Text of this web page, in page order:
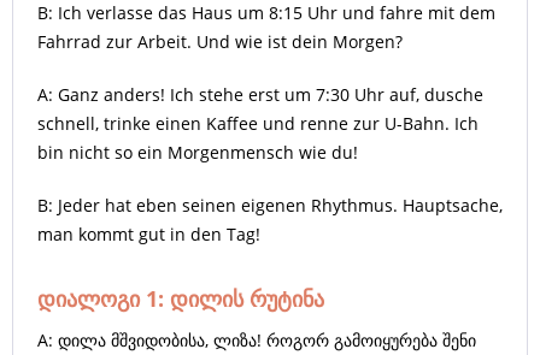
B: Ich verlasse das Haus um 8:15 Uhr und fahre mit dem
Fahrrad zur Arbeit. Und wie ist dein Morgen?
A: Ganz anders! Ich stehe erst um 7:30 Uhr auf, dusche
schnell, trinke einen Kaffee und renne zur U-Bahn. Ich
bin nicht so ein Morgenmensch wie du!
B: Jeder hat eben seinen eigenen Rhythmus. Hauptsache,
man kommt gut in den Tag!
დიალოგი 1: დილის რუტინა
A: დილა მშვიდობისა, ლიზა! როგორ გამოიყურება შენი